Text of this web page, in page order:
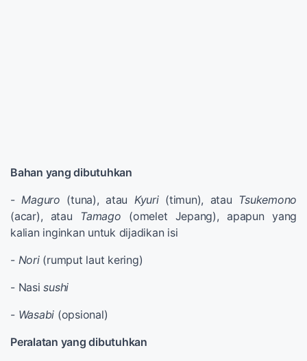
Bahan yang dibutuhkan
- Maguro (tuna), atau Kyuri(timun), atau Tsukemono
(acar), atau Tamago (omelet Jepang), apapun yang
kalian inginkan untuk dijadikan isi
- Nori(rumput laut kering)
- Nasisushi
- Wasabi (opsional)
Peralatan yang dibutuhkan